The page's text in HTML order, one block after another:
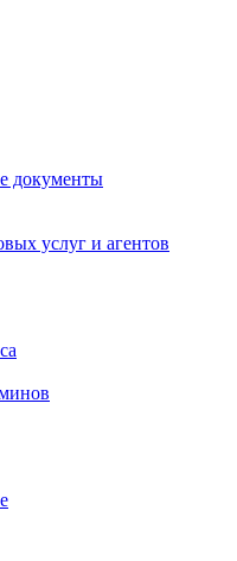
документы
услуг и агентов